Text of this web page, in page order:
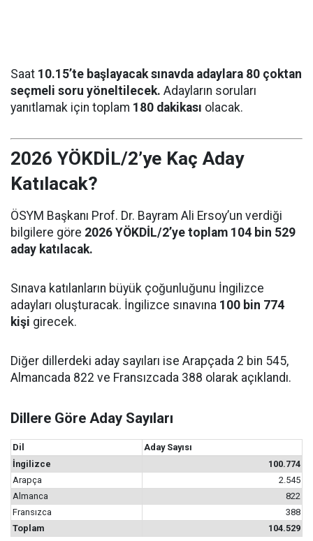
Saat 10.15’te başlayacak sınavda adaylara 80 çoktan
seçmeli soru yöneltilecek. Adayların soruları
yanıtlamak için toplam 180 dakikası olacak.
2026 YÖKDİL/2’ye Kaç Aday
Katılacak?
ÖSYM Başkanı Prof. Dr. Bayram Ali Ersoy’un verdiği
bilgilere göre 2026 YÖKDİL/2’ye toplam 104 bin 529
aday katılacak.
Sınava katılanların büyük çoğunluğunu İngilizce
adayları oluşturacak. İngilizce sınavına 100 bin 774
kişi girecek.
Diğer dillerdeki aday sayıları ise Arapçada 2 bin 545,
Almancada 822 ve Fransızcada 388 olarak açıklandı.
Dillere Göre Aday Sayıları
Dil
Aday Sayısı
İngilizce
100.774
Arapça
2.545
Almanca
822
Fransızca
388
Toplam
104.529